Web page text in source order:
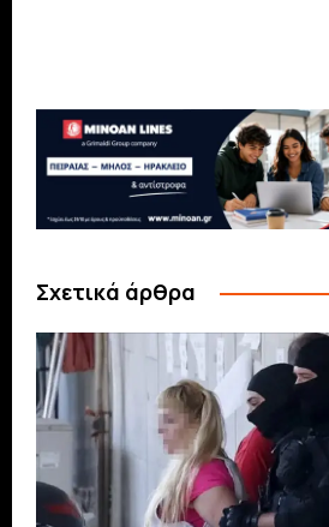
Σχετικά άρθρα